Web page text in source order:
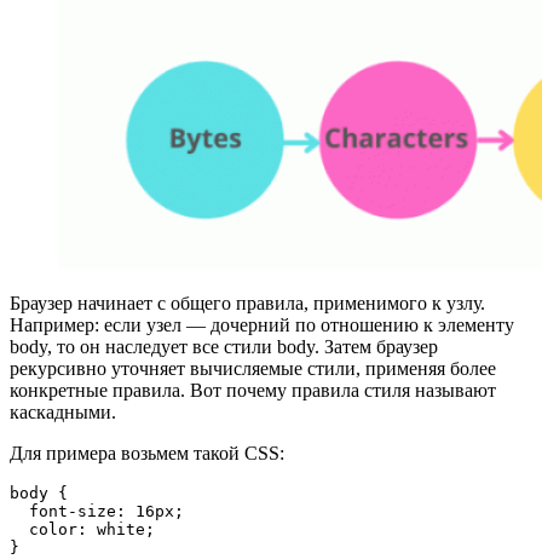
Браузер начинает с общего правила, применимого к узлу.
Например: если узел — дочерний по отношению к элементу
body, то он наследует все стили body. Затем браузер
рекурсивно уточняет вычисляемые стили, применяя более
конкретные правила. Вот почему правила стиля называют
каскадными.
Для примера возьмем такой CSS:
body {
  font-size: 16px;
  color: white;
}